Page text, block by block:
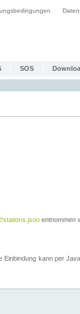
SOS
stations.json entnommen
kann per